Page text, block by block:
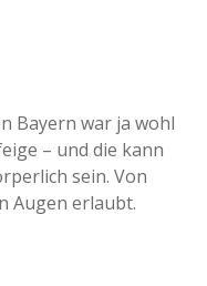
Bayern war ja wohl
– und die kann
sein. Von
Augen erlaubt.